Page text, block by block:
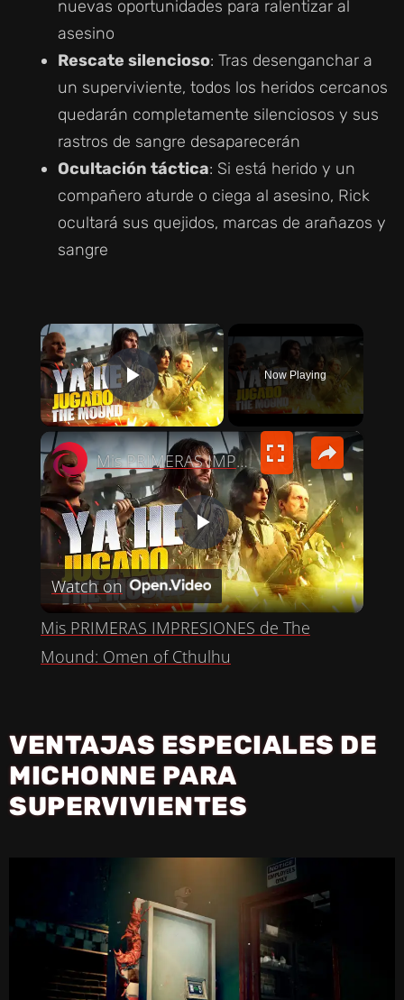
nuevas oportunidades para ralentizar al
asesino
Rescate silencioso: Tras desenganchar a
un superviviente, todos los heridos cercanos
quedarán completamente silenciosos y sus
rastros de sangre desaparecerán
Ocultación táctica: Si está herido y un
compañero aturde o ciega al asesino, Rick
ocultará sus quejidos, marcas de arañazos y
sangre
×
PLAY VIDEO
Now Playing
×
P
L
A
V
I
E
O
Mis PRIMERAS IMPRESIONES de The Mound: Omen of Cthulhu
Watch on
Mis PRIMERAS IMPRESIONES de The
Mound: Omen of Cthulhu
VENTAJAS ESPECIALES DE
MICHONNE PARA
SUPERVIVIENTES